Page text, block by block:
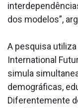
dos modelos”,
A pesquisa
International
simula
demográficas,
Diferentemente